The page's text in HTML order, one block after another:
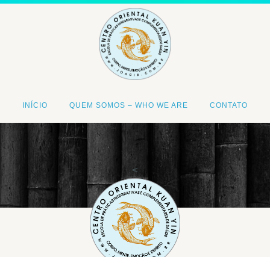
INÍCIO QUEM SOMOS – WHO WE ARE CONTATO
<